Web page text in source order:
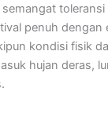
penuh dengan
kondisi fisik
hujan deras,